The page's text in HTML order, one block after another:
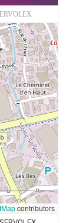
contributors